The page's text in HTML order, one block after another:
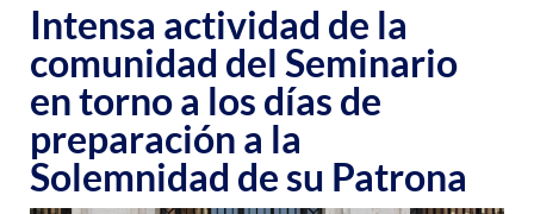
Intensa actividad de la
comunidad del Seminario
en torno a los días de
preparación a la
Solemnidad de su Patrona